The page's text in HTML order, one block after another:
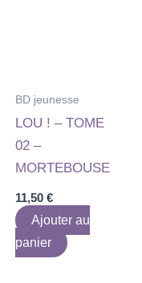
BD jeunesse
LOU ! – TOME
02 –
MORTEBOUSE
11,50 €
Ajouter au
panier